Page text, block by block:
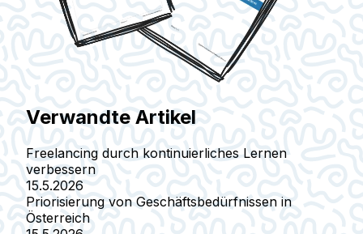
Verwandte Artikel
Freelancing durch kontinuierliches Lernen
verbessern
15.5.2026
Priorisierung von Geschäftsbedürfnissen in
Österreich